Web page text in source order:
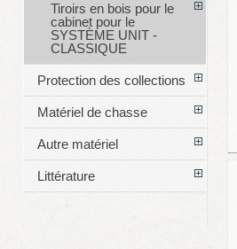
Tiroirs en bois pour le
cabinet pour le
SYSTÈME UNIT -
CLASSIQUE
Protection des collections
Matériel de chasse
Autre matériel
Littérature